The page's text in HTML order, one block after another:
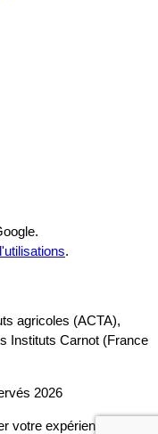
.
agricoles (ACTA),
Instituts Carnot (France
2026
votre expérience